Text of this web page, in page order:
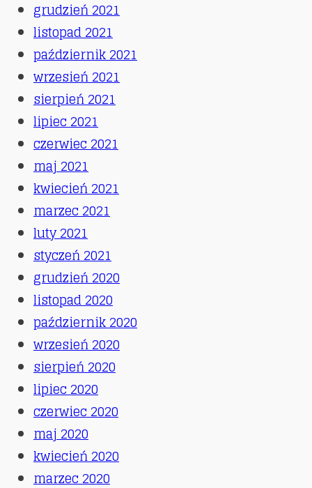
grudzień 2021
listopad 2021
październik 2021
wrzesień 2021
sierpień 2021
lipiec 2021
czerwiec 2021
maj 2021
kwiecień 2021
marzec 2021
luty 2021
styczeń 2021
grudzień 2020
listopad 2020
październik 2020
wrzesień 2020
sierpień 2020
lipiec 2020
czerwiec 2020
maj 2020
kwiecień 2020
marzec 2020